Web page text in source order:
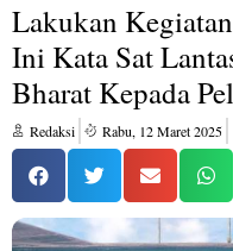
Lakukan
Ini Kata Sat
Bharat Kepada
Redaksi Rabu, 12 Maret 2025